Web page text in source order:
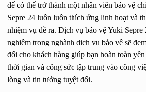
để có thể trở thành một nhân viên bảo vệ
Sepre 24 luôn luôn thích ứng linh hoạt và
nhiệm vụ đề ra. Dịch vụ bảo vệ Yuki Sepre
nghiệm trong nghành dịch vụ bảo vệ sẽ
đối cho khách hàng giúp bạn hoàn toàn
thời gian và công sức tập trung vào công
lòng và tin tưởng tuyệt đối.